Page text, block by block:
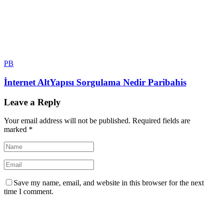
PB
İnternet AltYapısı Sorgulama Nedir Paribahis
Leave a Reply
Your email address will not be published. Required fields are
marked *
Save my name, email, and website in this browser for the next
time I comment.